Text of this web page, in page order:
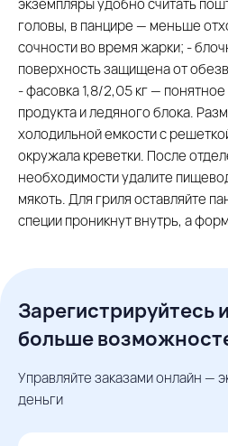
экземпляры удобно считать
головы, в панцире — меньше
сочности во время жарки; -
поверхность защищена от
- фасовка 1,8/2,05 кг —
продукта и ледяного блока.
холодильной емкости с
окружала креветки. После
необходимости удалите
мякоть. Для гриля оставляйте
специи проникнут внутрь, а
Зарегистрируйтесь
больше
Управляйте заказами онлайн —
деньги